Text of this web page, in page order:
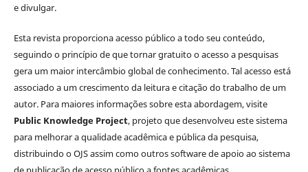
e divulgar.
Esta revista proporciona acesso público a todo seu conteúdo,
seguindo o princípio de que tornar gratuito o acesso a pesquisas
gera um maior intercâmbio global de conhecimento. Tal acesso está
associado a um crescimento da leitura e citação do trabalho de um
autor. Para maiores informações sobre esta abordagem, visite
Public Knowledge Project, projeto que desenvolveu este sistema
para melhorar a qualidade acadêmica e pública da pesquisa,
distribuindo o OJS assim como outros software de apoio ao sistema